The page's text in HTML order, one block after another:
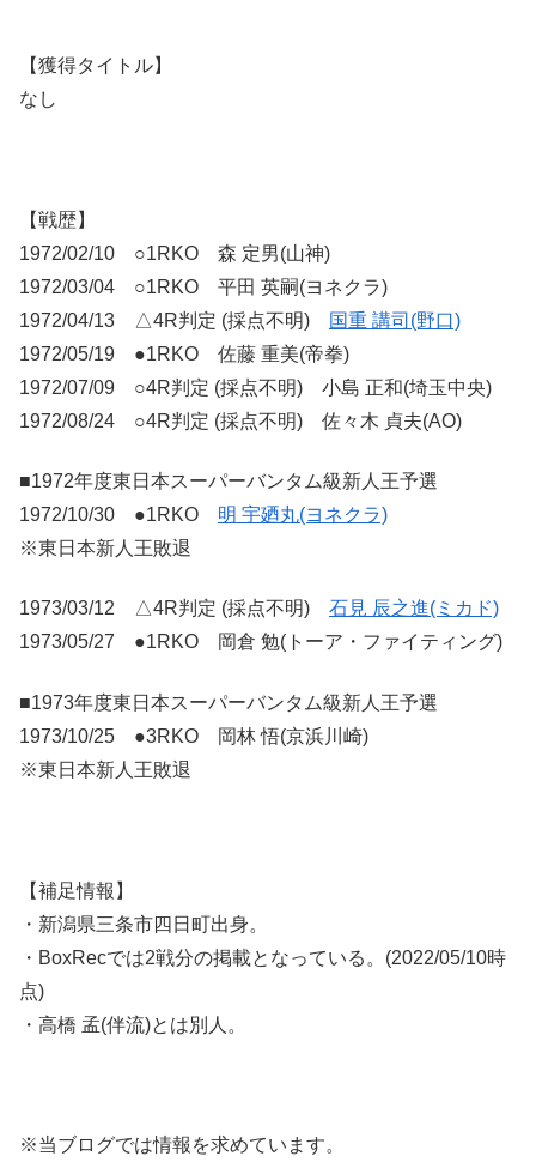
【獲得タイトル】
なし
【戦歴】
1972/02/10 ○1RKO 森 定男(山神)
1972/03/04 ○1RKO 平田 英嗣(ヨネクラ)
1972/04/13 △4R判定 (採点不明)
国重 講司(野口)
1972/05/19 ●1RKO 佐藤 重美(帝拳)
1972/07/09 ○4R判定 (採点不明) 小島 正和(埼玉中央)
1972/08/24 ○4R判定 (採点不明) 佐々木 貞夫(AO)
■1972年度東日本スーパーバンタム級新人王予選
1972/10/30 ●1RKO 明 宇廼丸(ヨネクラ)
※東日本新人王敗退
1973/03/12 △4R判定 (採点不明) 石見 辰之進(ミカド)
1973/05/27 ●1RKO 岡倉 勉(トーア・ファイティング)
■1973年度東日本スーパーバンタム級新人王予選
1973/10/25 ●3RKO 岡林 悟(京浜川崎)
※東日本新人王敗退
【補足情報】
・新潟県三条市四日町出身。
・BoxRecでは2戦分の掲載となっている。(2022/05/10時
点)
・高橋 孟(伴流)とは別人。
※当ブログでは情報を求めています。